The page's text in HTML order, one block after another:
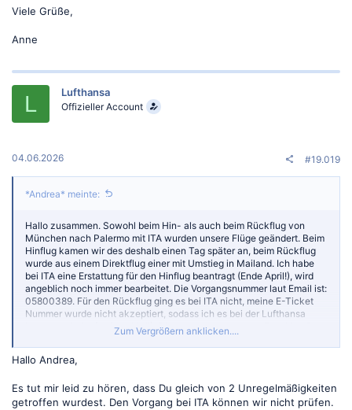
knapp 1.200 €
DANKE für Euren Support. Ich habe als Erklärung nur Textbausteine
LG
Viele Grüße,
Anne
L Lufthansa
Offizieller Account
04.06.2026 #19.019
*Andrea* meinte:
Hallo zusammen. Sowohl beim Hin- als auch beim Rückflug von
München nach Palermo mit ITA wurden unsere Flüge geändert. Beim
Hinflug kamen wir des deshalb einen Tag später an, beim Rückflug
wurde aus einem Direktflug einer mit Umstieg in Mailand. Ich habe
bei ITA eine Erstattung für den Hinflug beantragt (Ende April!), wird
angeblich noch immer bearbeitet. Die Vorgangsnummer laut Email ist:
05800389. Für den Rückflug ging es bei ITA nicht, meine E-Ticket
Nummer wurde nicht akzeptiert, sodass ich es bei der Lufthansa
beantragt habe (Anfang Mai!). Die Vorgangsnummer lt. Email ist: C-
Vielkeicht könntet ihr mir bitte weiterhelfen.
Lieben dank im Voraus
Zum Vergrößern anklicken....
Hallo Andrea,
Es tut mir leid zu hören, dass Du gleich von 2 Unregelmäßigkeiten
getroffen wurdest. Den Vorgang bei ITA können wir nicht prüfen.